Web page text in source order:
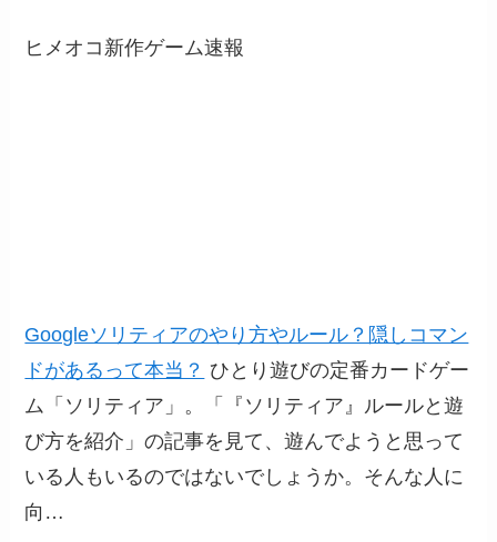
ヒメオコ新作ゲーム速報
Googleソリティアのやり方やルール？隠しコマン
ドがあるって本当？ ひとり遊びの定番カードゲー
ム「ソリティア」。「『ソリティア』ルールと遊
び方を紹介」の記事を見て、遊んでようと思って
いる人もいるのではないでしょうか。そんな人に
向…